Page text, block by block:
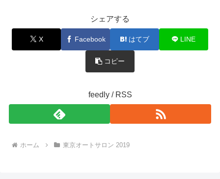
シェアする
X Facebook はてブ LINE
コピー
feedly / RSS
ホーム 東京オートサロン 2019